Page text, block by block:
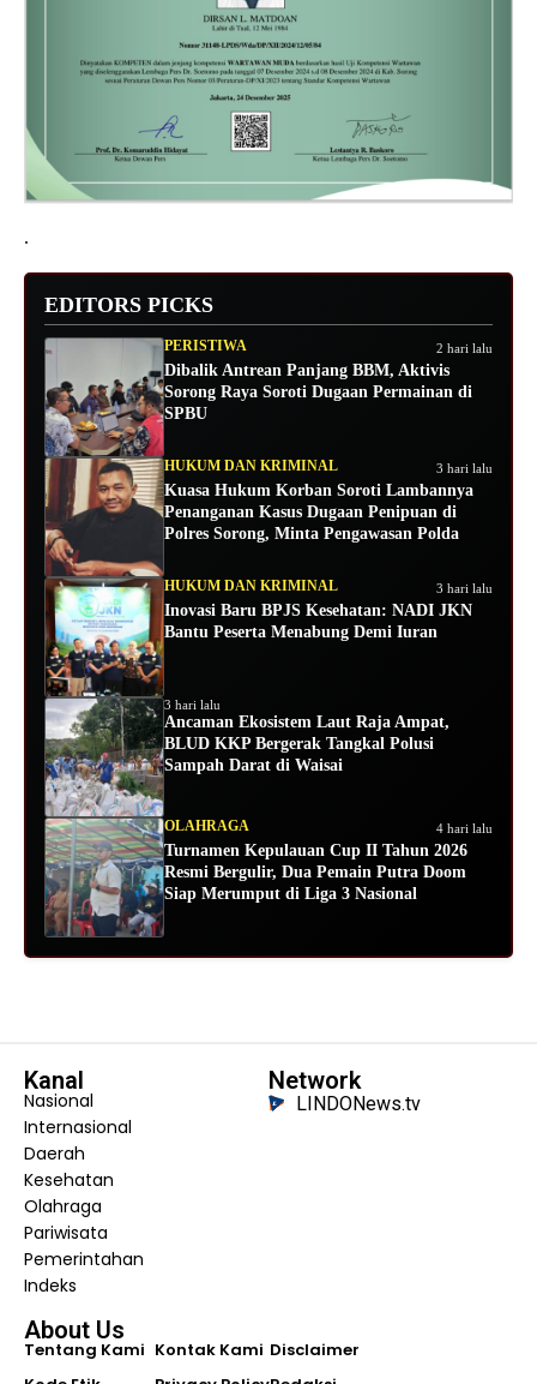
.
EDITORS PICKS
PERISTIWA 2 hari lalu
Dibalik Antrean Panjang BBM, Aktivis
Sorong Raya Soroti Dugaan Permainan di
SPBU
HUKUM DAN KRIMINAL 3 hari lalu
Kuasa Hukum Korban Soroti Lambannya
Penanganan Kasus Dugaan Penipuan di
Polres Sorong, Minta Pengawasan Polda
HUKUM DAN KRIMINAL 3 hari lalu
Inovasi Baru BPJS Kesehatan: NADI JKN
Bantu Peserta Menabung Demi Iuran
3 hari lalu
Ancaman Ekosistem Laut Raja Ampat,
BLUD KKP Bergerak Tangkal Polusi
Sampah Darat di Waisai
OLAHRAGA 4 hari lalu
Turnamen Kepulauan Cup II Tahun 2026
Resmi Bergulir, Dua Pemain Putra Doom
Siap Merumput di Liga 3 Nasional
Kanal
Nasional
Internasional
Daerah
Kesehatan
Olahraga
Pariwisata
Pemerintahan
Indeks
Network
LINDONews.tv
About Us
Tentang Kami Kontak Kami Disclaimer